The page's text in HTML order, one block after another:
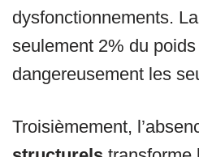
dysfonctionnements.
seulement 2% du
dangereusement les
Troisièmement,